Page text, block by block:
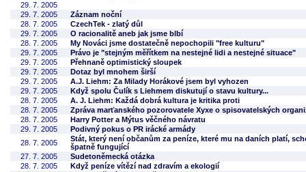
29. 7. 2005
29. 7. 2005
Záznam noční
28. 7. 2005
CzechTek - zlatý důl
29. 7. 2005
O racionalitě aneb jak jsme blbí
28. 7. 2005
My Nováci jsme dostatečně nepochopili "free kulturu"
29. 7. 2005
Právo je "stejným měřítkem na nestejné lidi a nestejné situace"
29. 7. 2005
Přehnaně optimistický sloupek
29. 7. 2005
Dotaz byl mnohem širší
29. 7. 2005
A.J. Liehm: Za Milady Horákové jsem byl vyhozen
29. 7. 2005
Když spolu Čulík s Liehmem diskutují o stavu kultury...
28. 7. 2005
A. J. Liehm: Každá dobrá kultura je kritika proti
28. 7. 2005
Zpráva marťanského pozorovatele Xyxe o spisovatelských
28. 7. 2005
Harry Potter a Mýtus věčného návratu
29. 7. 2005
Podivný pokus o PR irácké armády
28. 7. 2005
Stát, který není občanům za peníze, které mu na daních platí,
špatně fungující
27. 7. 2005
Sudetoněmecká otázka
28. 7. 2005
Když peníze vítězí nad zdravím a ekologií